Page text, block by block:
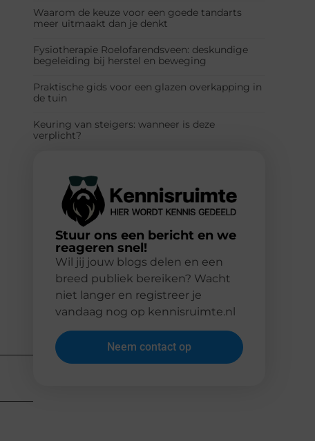
Waarom de keuze voor een goede tandarts
meer uitmaakt dan je denkt
Fysiotherapie Roelofarendsveen: deskundige
begeleiding bij herstel en beweging
Praktische gids voor een glazen overkapping in
de tuin
Keuring van steigers: wanneer is deze
verplicht?
Stuur ons een bericht en we
reageren snel!
Wil jij jouw blogs delen en een
breed publiek bereiken? Wacht
niet langer en registreer je
vandaag nog op kennisruimte.nl
Neem contact op